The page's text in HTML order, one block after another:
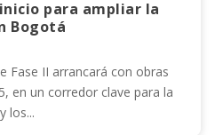
para ampliar la
Bogotá
Fase II arrancará con obras
en un corredor clave para la
los...